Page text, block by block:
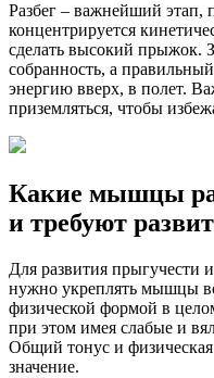
Разбег – важнейший этап,
концентрируется
сделать высокий прыжок.
собранность, а
энергию вверх, в полет.
приземляться, чтобы
Какие мышцы
и требуют
Для развития
нужно укреплять мышцы
физической формой в
при этом имея слабые и
Общий тонус и
значение.